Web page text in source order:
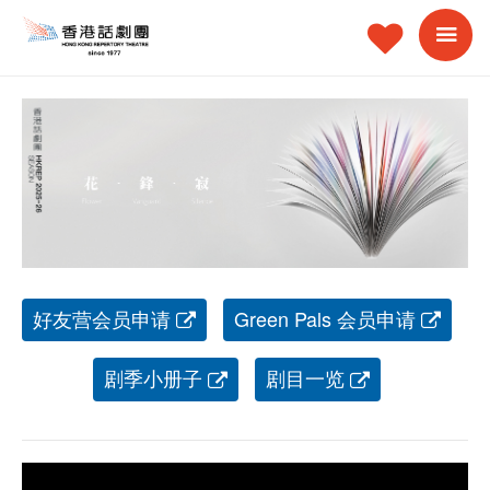
好友营会员申请 Green Pals 会员申请
剧季小册子 剧目一览